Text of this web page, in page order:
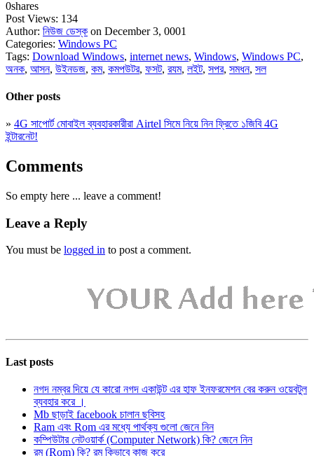
0shares
Post Views: 134
Author: নিউজ ডেস্ক on December 3, 0001
Categories: Windows PC
Tags: Download Windows, internet news, Windows, Windows PC,
অনক, আসন, উইনডজ, কম, কমপউটর, ফসট, রযম, লইট, সপর, সমধন, সল
Other posts
» 4G সাপোর্ট মোবাইল ব্যবহারকারীরা Airtel সিমে নিয়ে নিন ফ্রিতে ১জিবি 4G
ইন্টারনেট!
Comments
So empty here ... leave a comment!
Leave a Reply
You must be logged in to post a comment.
Last posts
নগদ নম্বর দিয়ে যে কারো নগদ একাউন্ট এর হাফ ইনফরমেশন বের করুন ওয়েবটুল
ব্যবহার করে ।
Mb ছাড়াই facebook চালান ছবিসহ
Ram এবং Rom এর মধ্যে পার্থক্য গুলো জেনে নিন
কম্পিউটার নেটওয়ার্ক (Computer Network) কি? জেনে নিন
রম (Rom) কি? রম কিভাবে কাজ করে